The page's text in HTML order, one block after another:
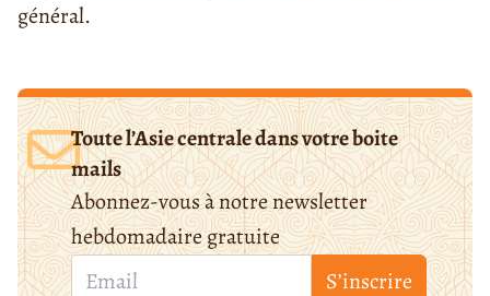
général.
Toute l’Asie centrale dans votre boite
mails
Abonnez-vous à notre newsletter
hebdomadaire gratuite
S’inscrire